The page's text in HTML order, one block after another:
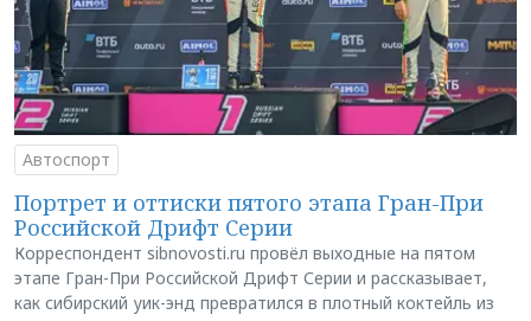
Автоспорт
Портрет и оттиски пятого этапа Гран-При
Российской Дрифт Серии
Корреспондент sibnovosti.ru провёл выходные на пятом
этапе Гран-При Российской Дрифт Серии и рассказывает,
как сибирский уик-энд превратился в плотный коктейль из